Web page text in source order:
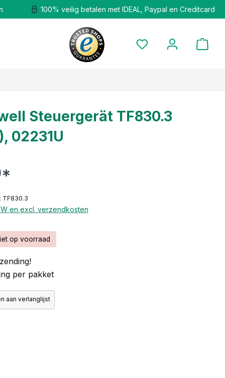
100% veilig betalen met IDEAL, Paypal en Creditcard
Steuergerät TF830.3
02231U
TF830.3
en excl. verzendkosten
op voorraad
per pakket
aan verlanglijst